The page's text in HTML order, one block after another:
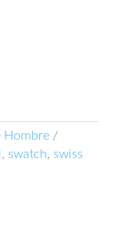
Hombre
, swatch, swiss